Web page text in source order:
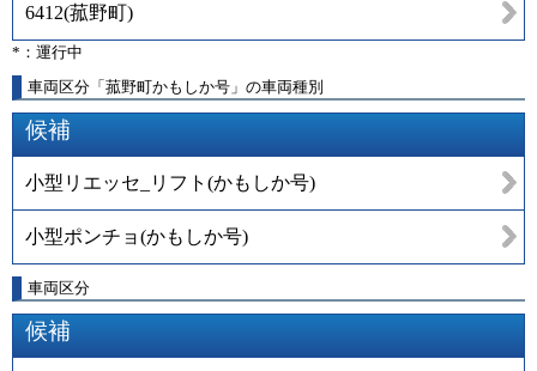
6412(菰野町)
*：運行中
車両区分「菰野町かもしか号」の車両種別
候補
小型リエッセ_リフト(かもしか号)
小型ポンチョ(かもしか号)
車両区分
候補